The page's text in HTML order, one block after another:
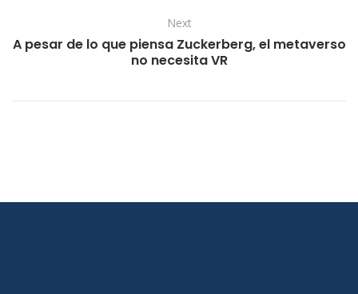
Next
A pesar de lo que piensa Zuckerberg, el metaverso
no necesita VR